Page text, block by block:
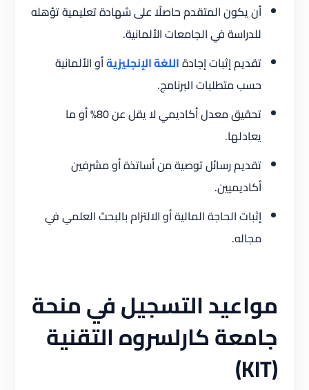
أن يكون المتقدم حاصلًا على شهادة تعليمية تؤهله
للدراسة في الجامعات الألمانية.
تقديم إثبات إجادةاللغة الإنجليزيةأو الألمانية
حسب متطلبات البرنامج.
تحقيق معدل أكاديمي لا يقل عن 80% أو ما
يعادلها.
تقديم رسائل توصية من أساتذة أو مشرفين
أكاديميين.
إثبات الحاجة المالية أو الالتزام بالبحث العلمي في
مجاله.
مواعيد التسجيل في منحة
جامعة كارلسروه التقنية
(KIT)